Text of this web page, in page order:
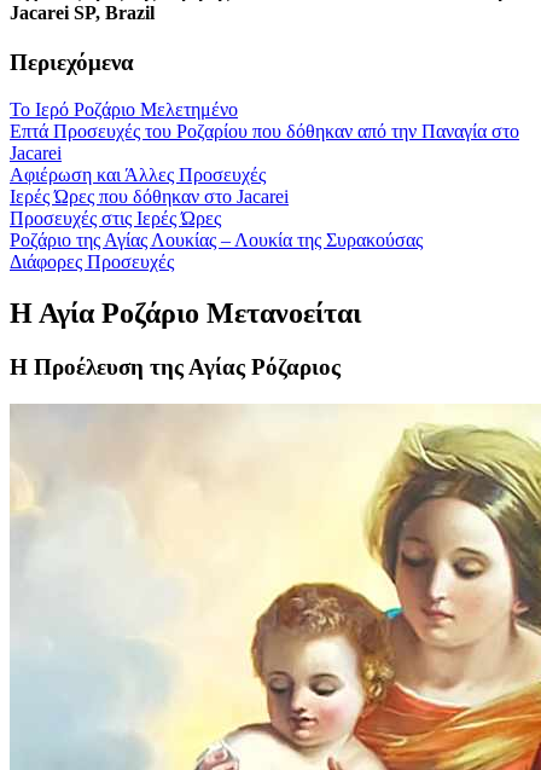
Jacarei SP, Brazil
Περιεχόμενα
Το Ιερό Ροζάριο Μελετημένο
Επτά Προσευχές του Ροζαρίου που δόθηκαν από την Παναγία στο
Jacarei
Αφιέρωση και Άλλες Προσευχές
Ιερές Ώρες που δόθηκαν στο Jacarei
Προσευχές στις Ιερές Ώρες
Ροζάριο της Αγίας Λουκίας – Λουκία της Συρακούσας
Διάφορες Προσευχές
Η Αγία Ροζάριο Μετανοείται
Η Προέλευση της Αγίας Ρόζαριος